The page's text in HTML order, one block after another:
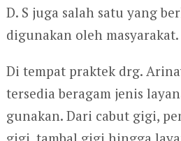
D. S juga salah satu yang
digunakan oleh masyarakat.
Di tempat praktek drg.
tersedia beragam jenis
gunakan. Dari cabut gigi,